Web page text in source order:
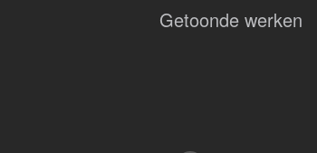
Getoonde werken